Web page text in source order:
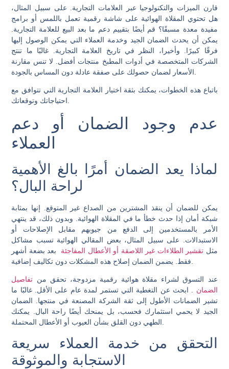
قارن الميزات والتكنولوجيا عبر العلامات التجارية. على سبيل المثال،
هل تحتوي المقلاة الهوائية على شاشة رقمية تعمل باللمس أو برامج
مفيدة معدة مسبقًا؟ قم أيضًا بتقييم دعم ما بعد البيع للعلامة التجارية.
يمكن أن يحدث الضمان الجيد وخدمة العملاء التي يمكن الوصول إليها
فرقًا كبيرًا. وأخيرا، النظر في تاريخ العلامة التجارية. غالبًا ما تنتج
الشركات المتخصصة في أدوات المطبخ منتجات أفضل. لا تنس مقارنة
باتباع هذه الخطوات، يمكنك بثقة اختيار العلامة التجارية التي تتوافق مع
احتياجاتك وتوقعاتك.
عدم وجود الضمان أو دعم
العملاء
لماذا يعد الضمان أمرًا بالغ الأهمية
لراحة البال؟
يمكن للضمان أن ينقذ المشترين من الصداع غير المتوقع. إنها بمثابة
شبكة أمان إذا حدث خطأ ما في المقلاة الهوائية. وبدون ذلك، قد ينتهي
الأمر بالمستخدمين إلى الدفع من جيوبهم مقابل الإصلاحات أو
الاستبدالات. على سبيل المثال، بعض المقالي الهوائية تسبب مشاكل
مثل تقشير الطلاءات غير اللاصقة أو الأعطال المفاجئة
بعد بضعة أشهر
عند التسوق لشراء مقلاة هوائية رقمية مزدوجة، تحقق من تفاصيل
الضمان
. ابحث عن التغطية التي تستمر لمدة عام على الأقل. غالبًا ما
تشير الضمانات الأطول إلى ثقة الشركة المصنعة في منتجها. الضمان
الجيد لا يحمي استثمارك فحسب، بل يمنحك أيضًا راحة البال. يمكنك
التحقق من خدمة العملاء سريعة
الاستجابة والموثوقة